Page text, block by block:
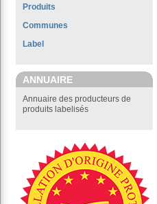
Produits
Communes
Label
ANNUAIRE
Annuaire des producteurs de
produits labelisés